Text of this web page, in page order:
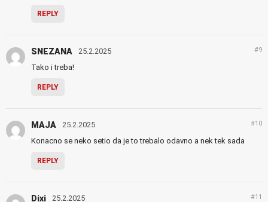
REPLY
SNEZANA 25.2.2025 #9
Tako i treba!
REPLY
MAJA 25.2.2025 #10
Konacno se neko setio da je to trebalo odavno a nek tek sada
REPLY
Dixi 25.2.2025 #11